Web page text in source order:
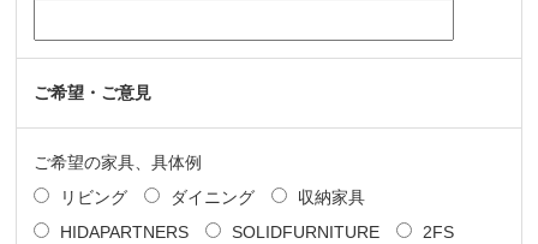
ご希望・ご意見
ご希望の家具、具体例
リビング
ダイニング
収納家具
HIDAPARTNERS
SOLIDFURNITURE
2FS